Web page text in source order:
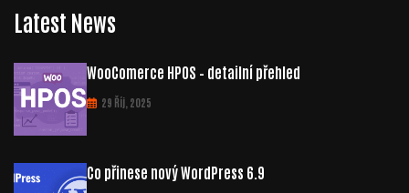
Latest News
WooComerce HPOS – detailní přehled
29 Říj, 2025
Co přinese nový WordPress 6.9